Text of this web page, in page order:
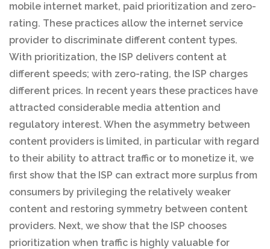
mobile internet market, paid prioritization and zero-
rating. These practices allow the internet service
provider to discriminate different content types.
With prioritization, the ISP delivers content at
different speeds; with zero-rating, the ISP charges
different prices. In recent years these practices have
attracted considerable media attention and
regulatory interest. When the asymmetry between
content providers is limited, in particular with regard
to their ability to attract traffic or to monetize it, we
first show that the ISP can extract more surplus from
consumers by privileging the relatively weaker
content and restoring symmetry between content
providers. Next, we show that the ISP chooses
prioritization when traffic is highly valuable for